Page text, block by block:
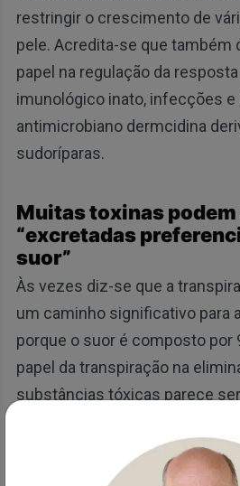
restringir o crescimento de
pele. Acredita-se que também
papel na regulação da
imunológico inato, infecções
antimicrobiano dermcidina
sudoríparas.
Muitas toxinas podem
“excretadas
suor”
Às vezes diz-se que a
um caminho significativo para
porque o suor é composto por
papel da transpiração na
substâncias tóxicas parece
comparação com outras vias
dos rins e do trato
pela revista Tempeture.